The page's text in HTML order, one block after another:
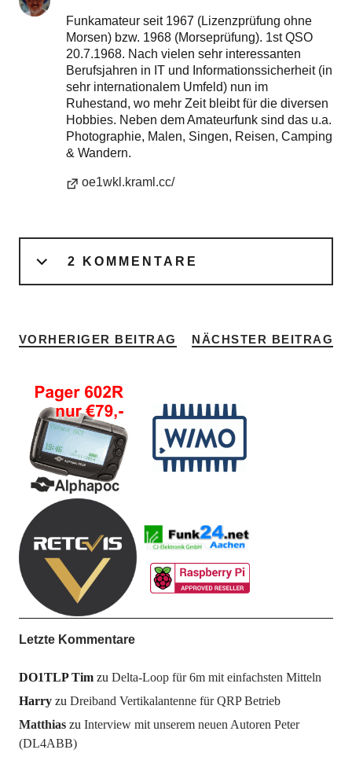
Funkamateur seit 1967 (Lizenzprüfung ohne
Morsen) bzw. 1968 (Morseprüfung). 1st QSO
20.7.1968. Nach vielen sehr interessanten
Berufsjahren in IT und Informationssicherheit (in
sehr internationalem Umfeld) nun im
Ruhestand, wo mehr Zeit bleibt für die diversen
Hobbies. Neben dem Amateurfunk sind das u.a.
Photographie, Malen, Singen, Reisen, Camping
& Wandern.
oe1wkl.kraml.cc/
2 KOMMENTARE
VORHERIGER BEITRAG NÄCHSTER BEITRAG
Letzte Kommentare
DO1TLP Timzu Delta-Loop für 6m mit einfachsten Mitteln
Harryzu Dreiband Vertikalantenne für QRP Betrieb
Matthiaszu Interview mit unserem neuen Autoren Peter
(DL4ABB)